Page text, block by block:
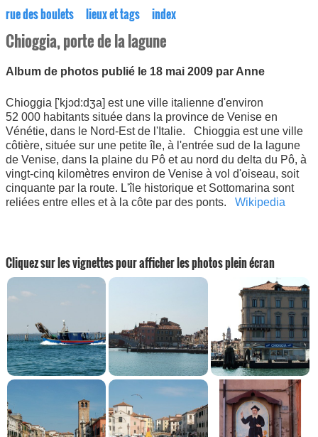
rue des boulets lieux et tags index
Chioggia, porte de la lagune
Album de photos publié le 18 mai 2009 par Anne
Chioggia ['kjɔd:dʒa] est une ville italienne d'environ
52 000 habitants située dans la province de Venise en
Vénétie, dans le Nord-Est de l'Italie. Chioggia est une ville
côtière, située sur une petite île, à l'entrée sud de la lagune
de Venise, dans la plaine du Pô et au nord du delta du Pô, à
vingt-cinq kilomètres environ de Venise à vol d'oiseau, soit
cinquante par la route. L'île historique et Sottomarina sont
reliées entre elles et à la côte par des ponts. Wikipedia
Cliquez sur les vignettes pour afficher les photos plein écran